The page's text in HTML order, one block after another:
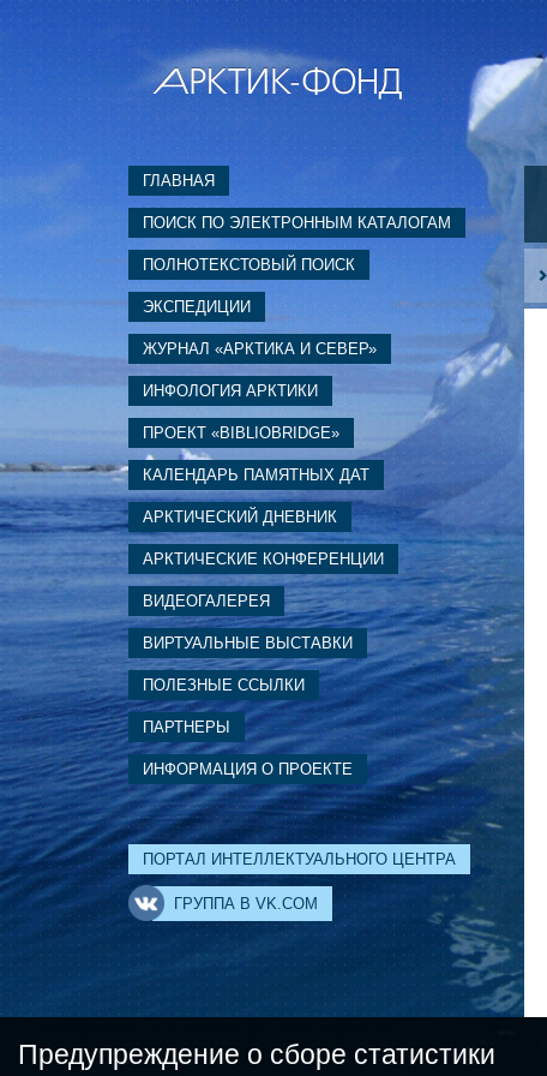
ГЛАВНАЯ
ПОИСК ПО ЭЛЕКТРОННЫМ КАТАЛОГАМ
ПОЛНОТЕКСТОВЫЙ ПОИСК
ЭКСПЕДИЦИИ
ЖУРНАЛ «АРКТИКА И СЕВЕР»
ИНФОЛОГИЯ АРКТИКИ
ПРОЕКТ «BIBLIOBRIDGE»
КАЛЕНДАРЬ ПАМЯТНЫХ ДАТ
АРКТИЧЕСКИЙ ДНЕВНИК
АРКТИЧЕСКИЕ КОНФЕРЕНЦИИ
ВИДЕОГАЛЕРЕЯ
ВИРТУАЛЬНЫЕ ВЫСТАВКИ
ПОЛЕЗНЫЕ ССЫЛКИ
ПАРТНЕРЫ
ИНФОРМАЦИЯ О ПРОЕКТЕ
ПОРТАЛ ИНТЕЛЛЕКТУАЛЬНОГО ЦЕНТРА
ГРУППА В VK.COM
Предупреждение о сборе статистики